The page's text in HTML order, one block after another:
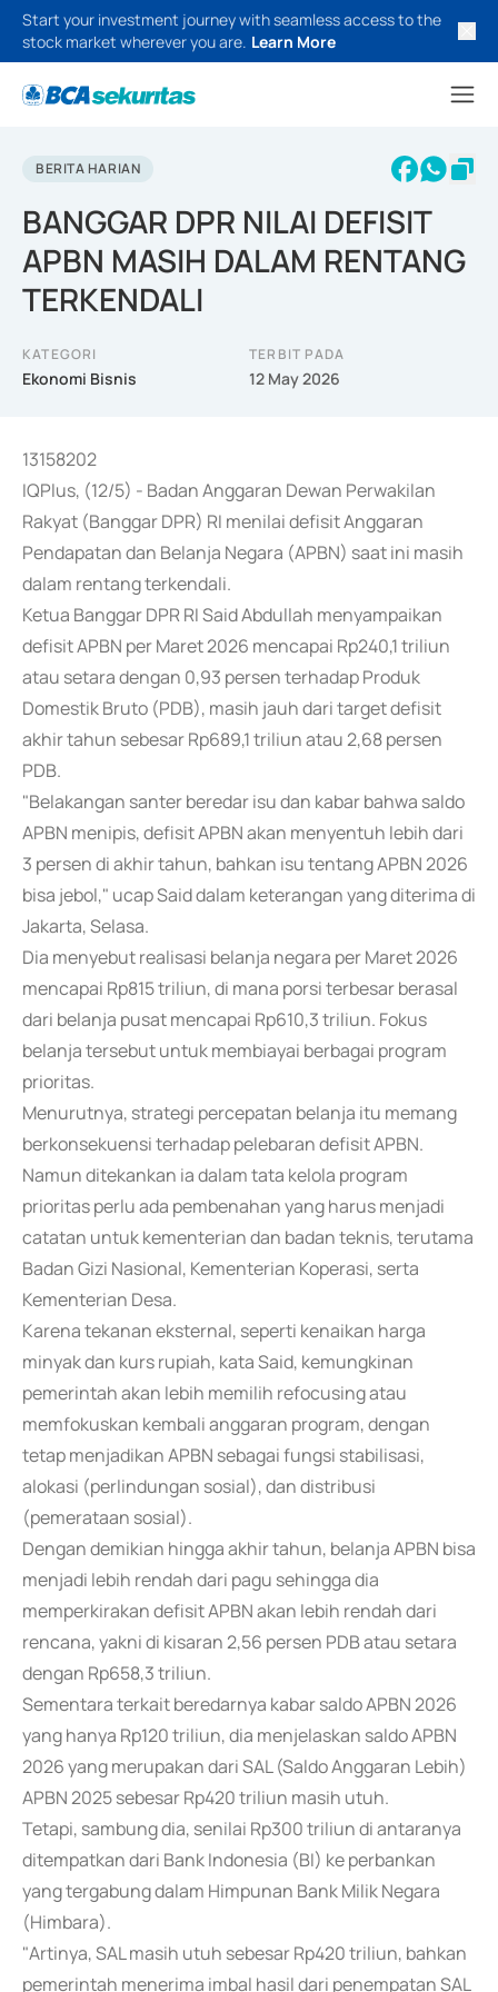
Start your investment journey with seamless access to the
stock market wherever you are. Learn More
BERITA HARIAN
BANGGAR DPR NILAI DEFISIT
APBN MASIH DALAM RENTANG
TERKENDALI
KATEGORI
Ekonomi Bisnis
TERBIT PADA
12 May 2026
13158202
IQPlus, (12/5) - Badan Anggaran Dewan Perwakilan
Rakyat (Banggar DPR) RI menilai defisit Anggaran
Pendapatan dan Belanja Negara (APBN) saat ini masih
dalam rentang terkendali.
Ketua Banggar DPR RI Said Abdullah menyampaikan
defisit APBN per Maret 2026 mencapai Rp240,1 triliun
atau setara dengan 0,93 persen terhadap Produk
Domestik Bruto (PDB), masih jauh dari target defisit
akhir tahun sebesar Rp689,1 triliun atau 2,68 persen
PDB.
"Belakangan santer beredar isu dan kabar bahwa saldo
APBN menipis, defisit APBN akan menyentuh lebih dari
3 persen di akhir tahun, bahkan isu tentang APBN 2026
bisa jebol," ucap Said dalam keterangan yang diterima di
Jakarta, Selasa.
Dia menyebut realisasi belanja negara per Maret 2026
mencapai Rp815 triliun, di mana porsi terbesar berasal
dari belanja pusat mencapai Rp610,3 triliun. Fokus
belanja tersebut untuk membiayai berbagai program
prioritas.
Menurutnya, strategi percepatan belanja itu memang
berkonsekuensi terhadap pelebaran defisit APBN.
Namun ditekankan ia dalam tata kelola program
prioritas perlu ada pembenahan yang harus menjadi
catatan untuk kementerian dan badan teknis, terutama
Badan Gizi Nasional, Kementerian Koperasi, serta
Kementerian Desa.
Karena tekanan eksternal, seperti kenaikan harga
minyak dan kurs rupiah, kata Said, kemungkinan
pemerintah akan lebih memilih refocusing atau
memfokuskan kembali anggaran program, dengan
tetap menjadikan APBN sebagai fungsi stabilisasi,
alokasi (perlindungan sosial), dan distribusi
(pemerataan sosial).
Dengan demikian hingga akhir tahun, belanja APBN bisa
menjadi lebih rendah dari pagu sehingga dia
memperkirakan defisit APBN akan lebih rendah dari
rencana, yakni di kisaran 2,56 persen PDB atau setara
dengan Rp658,3 triliun.
Sementara terkait beredarnya kabar saldo APBN 2026
yang hanya Rp120 triliun, dia menjelaskan saldo APBN
2026 yang merupakan dari SAL (Saldo Anggaran Lebih)
APBN 2025 sebesar Rp420 triliun masih utuh.
Tetapi, sambung dia, senilai Rp300 triliun di antaranya
ditempatkan dari Bank Indonesia (BI) ke perbankan
yang tergabung dalam Himpunan Bank Milik Negara
(Himbara).
"Artinya, SAL masih utuh sebesar Rp420 triliun, bahkan
pemerintah menerima imbal hasil dari penempatan SAL